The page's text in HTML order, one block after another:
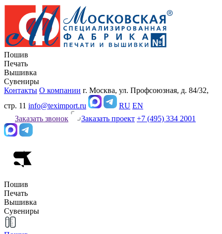
Пошив
Печать
Вышивка
Сувениры
Контакты О компании г. Москва, ул. Профсоюзная, д. 84/32,
стр. 11 info@teximport.ru RU EN
Заказать звонок
Заказать проект +7 (495) 334 2001
Пошив
Печать
Вышивка
Сувениры